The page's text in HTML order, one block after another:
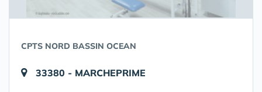
CPTS NORD BASSIN OCEAN
33380 - MARCHEPRIME